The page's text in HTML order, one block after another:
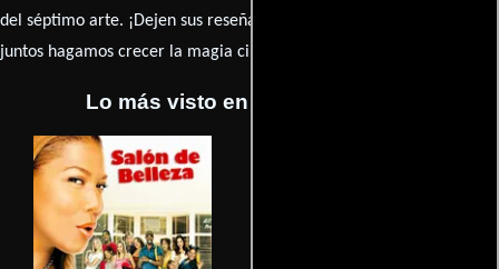
del séptimo arte. ¡Dejen sus reseña en la
juntos hagamos crecer la magia cinematográfica!
Lo más visto en Cineyseries.net